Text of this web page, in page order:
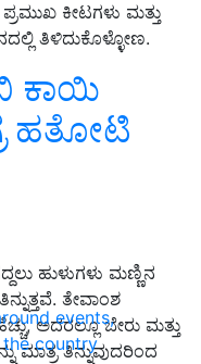
events,
country
ಕೀಟಗಳು ಮತ್ತು
ತಿಳಿದುಕೊಳ್ಳೋಣ.
ಕಾಯಿ
ಹತೋಟಿ
ಹುಳುಗಳು ಮಣ್ಣಿನ
ತೇವಾಂಶ
ಅದರಲ್ಲೂ ಬೇರು ಮತ್ತು
ಮಾತ್ರ ತಿನ್ನುವುದರಿಂದ